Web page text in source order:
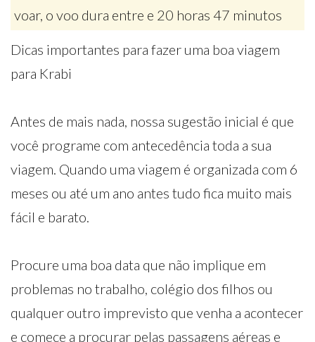
voar, o voo dura entre e 20 horas 47 minutos
Dicas importantes para fazer uma boa viagem
para Krabi
Antes de mais nada, nossa sugestão inicial é que
você programe com antecedência toda a sua
viagem. Quando uma viagem é organizada com 6
meses ou até um ano antes tudo fica muito mais
fácil e barato.
Procure uma boa data que não implique em
problemas no trabalho, colégio dos filhos ou
qualquer outro imprevisto que venha a acontecer
e comece a procurar pelas passagens aéreas e